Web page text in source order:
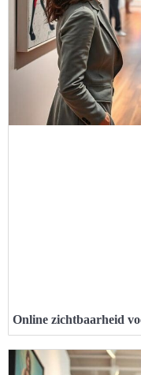
Online zichtbaarheid